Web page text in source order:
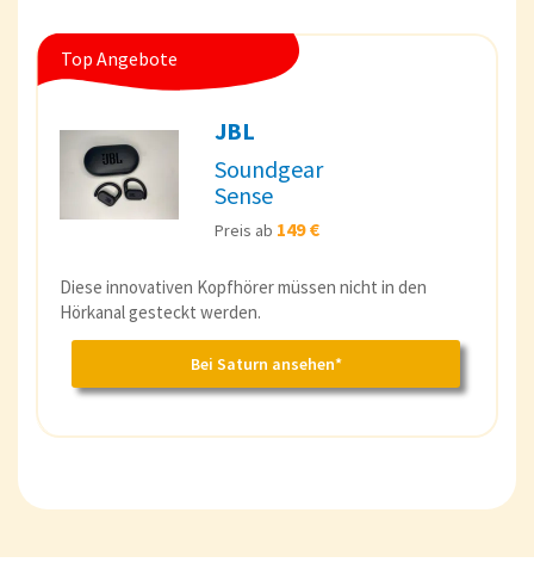
Top Angebote
JBL
Soundgear
Sense
Preis ab 149 €
Diese innovativen Kopfhörer müssen nicht in den
Hörkanal gesteckt werden.
Bei Saturn ansehen*